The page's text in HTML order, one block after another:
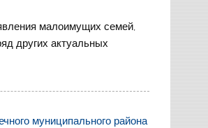
малоимущих семей,
других актуальных
муниципального района